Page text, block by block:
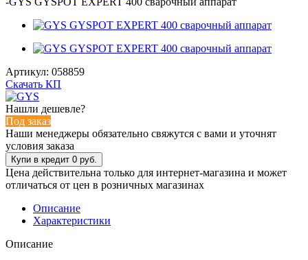
Артикул: 058859
Скачать КП
Нашли дешевле?
Под заказ
Наши менеджеры обязательно свяжутся с вами и уточнят
условия заказа
Цена действительна только для интернет-магазина и может
отличаться от цен в розничных магазинах
Описание
Характеристики
Описание